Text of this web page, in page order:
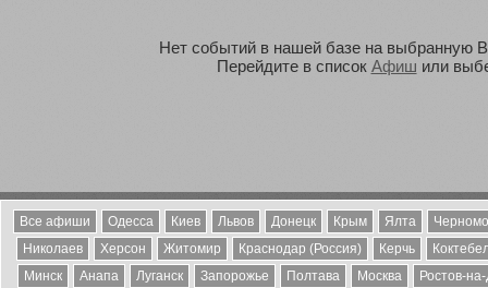
Нет событий в нашей базе на выбранную
Перейдите в список Афиш или
Все афиши Одесса Киев Львов Донецк Крым Ялта
Николаев
Херсон Житомир Краснодар (Россия) Керчь
Минск
Анапа Луганск Запорожье Полтава Москва
Ростов-